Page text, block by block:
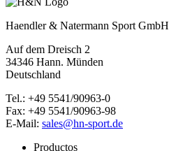
Haendler & Natermann Sport GmbH
Auf dem Dreisch 2
34346 Hann. Münden
Deutschland
Tel.: +49 5541/90963-0
Fax: +49 5541/90963-98
E-Mail: sales@hn-sport.de
Productos